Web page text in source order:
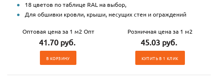
18 цветов по таблице RAL на выбор,
Для обшивки кровли, крыши, несущих стен и ограждений
Оптовая цена за 1 м2 Опт
41.70 руб.
В КОРЗИНУ
Розничная цена за 1 м2
45.03 руб.
КУПИТЬ В 1 КЛИК